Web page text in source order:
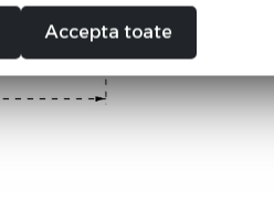
Accepta toate